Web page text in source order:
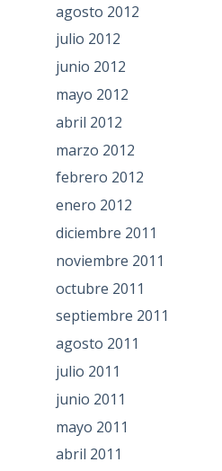
agosto 2012
julio 2012
junio 2012
mayo 2012
abril 2012
marzo 2012
febrero 2012
enero 2012
diciembre 2011
noviembre 2011
octubre 2011
septiembre 2011
agosto 2011
julio 2011
junio 2011
mayo 2011
abril 2011